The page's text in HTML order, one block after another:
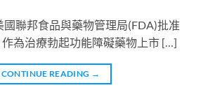
聯邦食品與藥物管理局(FDA)批准
為治療勃起功能障礙藥物上市 […]
CONTINUE READING →